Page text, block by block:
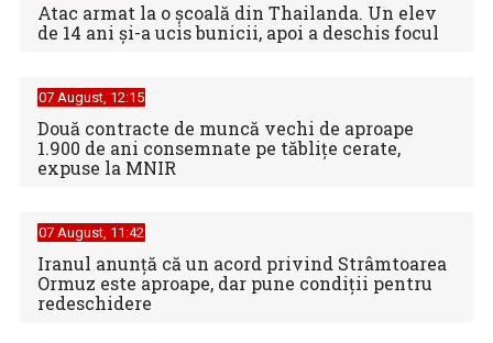
Atac armat la o școală din Thailanda. Un elev
de 14 ani și-a ucis bunicii, apoi a deschis focul
07 August, 12:15
Două contracte de muncă vechi de aproape
1.900 de ani consemnate pe tăblițe cerate,
expuse la MNIR
07 August, 11:42
Iranul anunță că un acord privind Strâmtoarea
Ormuz este aproape, dar pune condiții pentru
redeschidere